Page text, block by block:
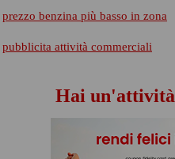
prezzo benzina più basso in zona
pubblicita attività commerciali
Hai